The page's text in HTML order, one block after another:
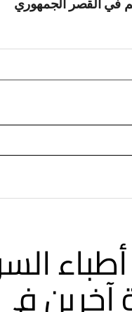
آخرين